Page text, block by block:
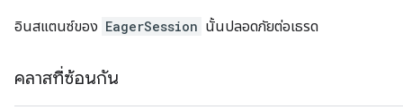
อินสแตนซ์ของ EagerSession นั้นปลอดภัยต่อเธรด
คลาสที่ซ้อนกัน